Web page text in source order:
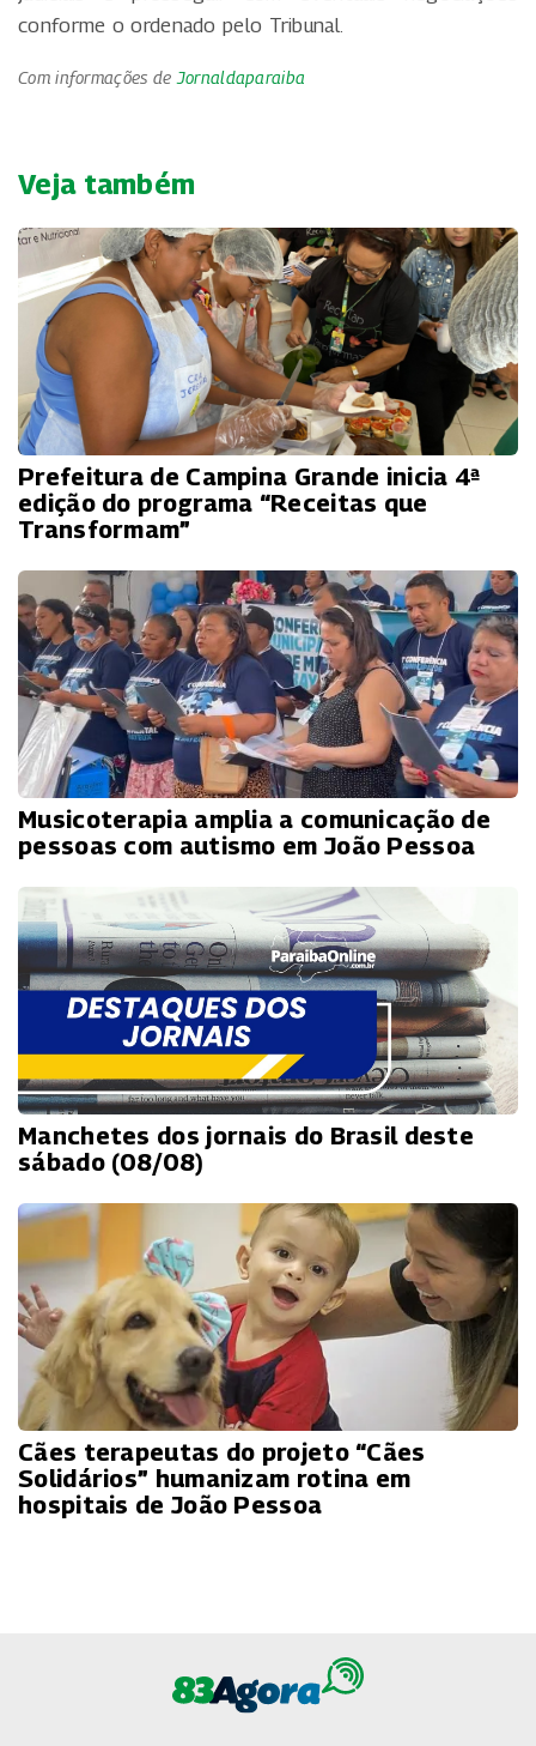
conforme o ordenado pelo Tribunal.
Com informações deJornaldaparaiba
Veja também
Prefeitura de Campina Grande inicia 4ª
edição do programa “Receitas que
Transformam”
Musicoterapia amplia a comunicação de
pessoas com autismo em João Pessoa
Manchetes dos jornais do Brasil deste
sábado (08/08)
Cães terapeutas do projeto “Cães
Solidários” humanizam rotina em
hospitais de João Pessoa